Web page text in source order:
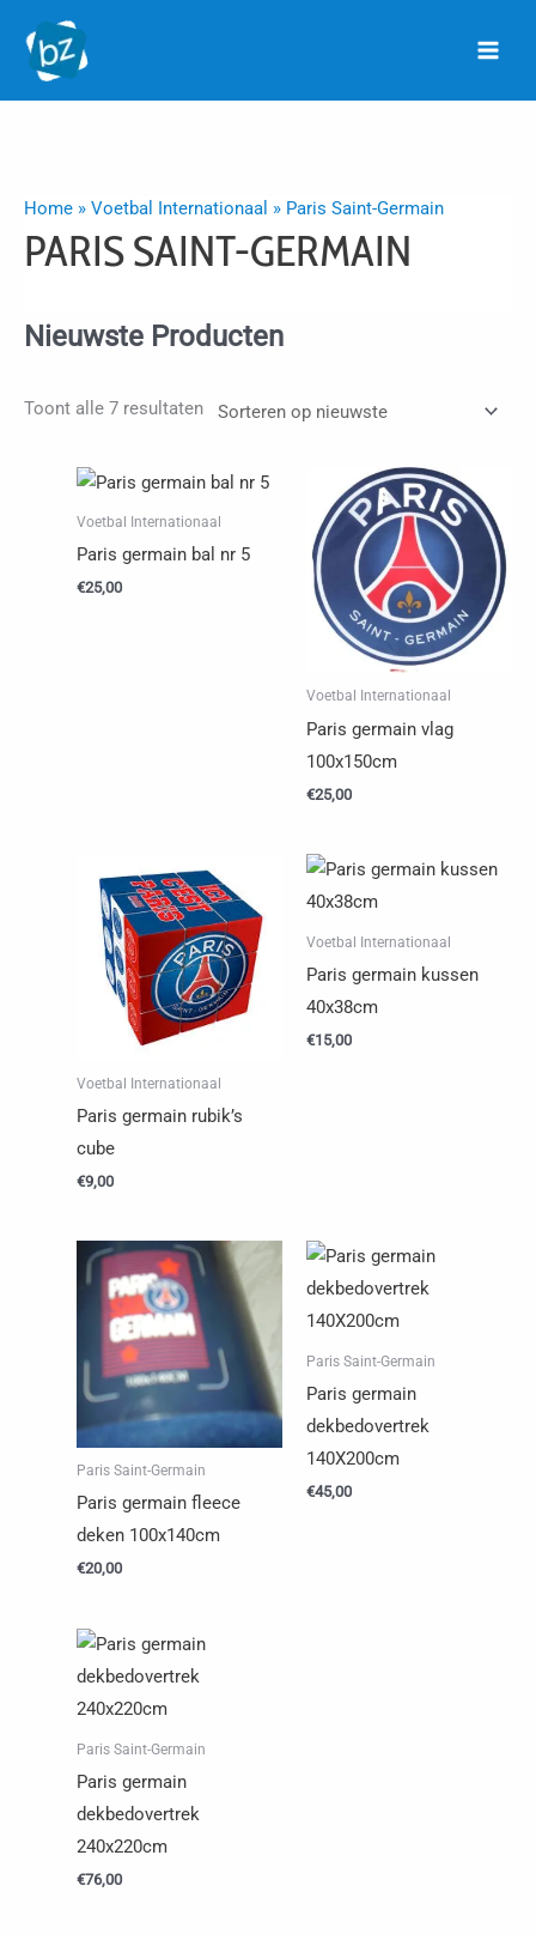
naar
Home » Voetbal Internationaal » Paris Saint-Germain
PARIS SAINT-GERMAIN
Nieuwste Producten
Toont alle 7 resultatenGesorteerd
nieuwste
Voetbal Internationaal
Paris germain bal nr 5
€25,00
Voetbal Internationaal
Paris germain vlag
100x150cm
€25,00
Voetbal Internationaal
Paris germain rubik’s
cube
€9,00
Voetbal Internationaal
Paris germain kussen
40x38cm
€15,00
Paris Saint-Germain
Paris germain fleece
deken 100x140cm
€20,00
Paris Saint-Germain
Paris germain
dekbedovertrek
140X200cm
€45,00
Paris Saint-Germain
Paris germain
dekbedovertrek
240x220cm
€76,00